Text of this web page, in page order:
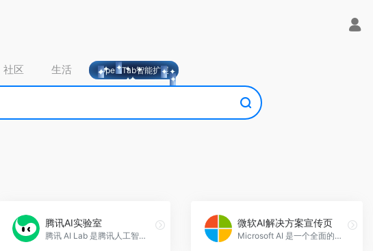
社区 生活 OpeniTab智能扩展
腾讯AI实验室
腾讯 AI Lab 是腾讯人工智能实验室的官方网站，致力于推动人工智能技术的研究和应用，提供计算机视觉、语音技术、自然语言处理和机器学习等多个功能，应用于社交、游戏、内容和数字人等领域，腾讯AI实验室官网入口网址
微软AI解决方案宣传页
Microsoft AI 是一个全面的人工智能解决方案，帮助组织提高生产力和创造力，优化业务并发掘新机会。通过多个功能模块，如 Copilot、Azure AI Studio 和 GitHub Copilot，Microsoft AI 提供了丰富的工具和服务，满足不同领域的需求。无论是提升联系中心的服务体验，简化云运营和管理，还是构建智能应用和定制化助手，Microsoft AI 都能为组织带来巨大的价值，微软AI解决方案宣传页官网入口网址